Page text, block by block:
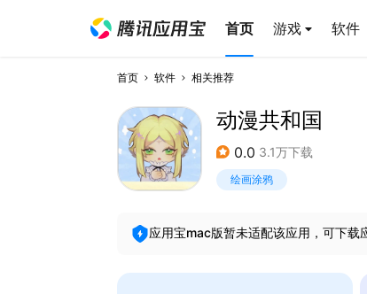
首页 游戏 软件
首页 软件 相关推荐
动漫共和国
0.0 3.1万下载
绘画涂鸦
应用宝mac版暂未适配该应用，可下载